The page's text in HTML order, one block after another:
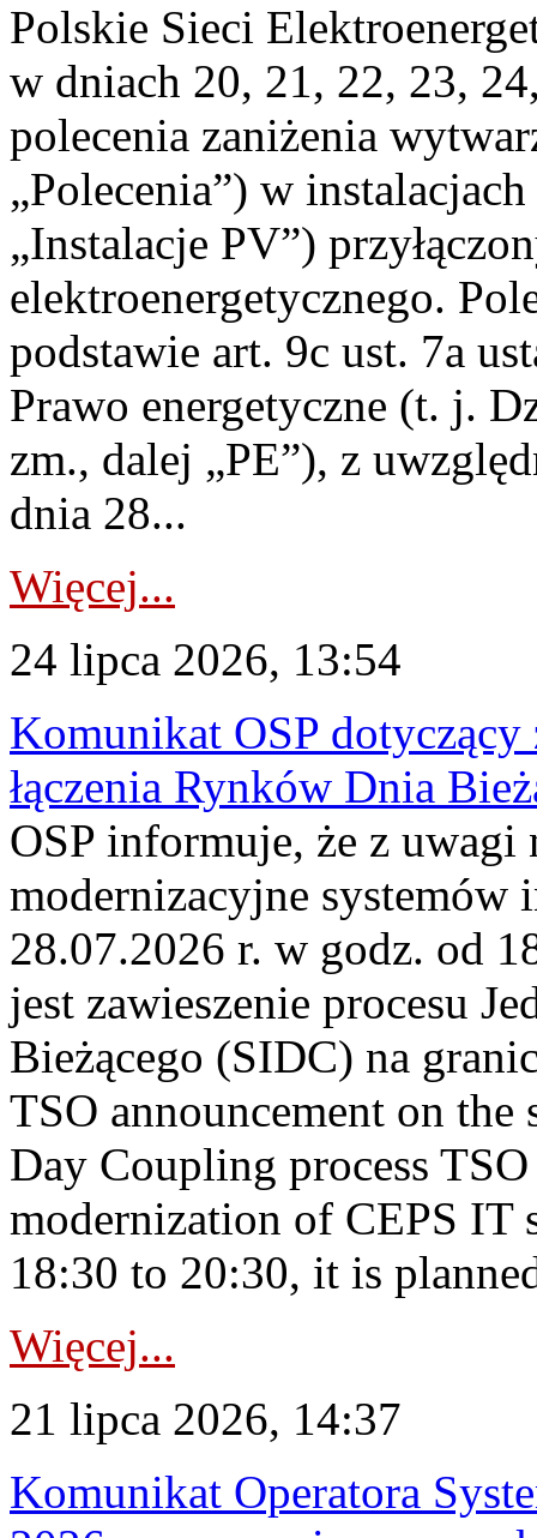
Polskie Sieci
w dniach 20, 21, 22, 23,
polecenia zaniżenia
„Polecenia”) w
„Instalacje PV”)
elektroenergetycznego.
podstawie art. 9c ust. 7a
Prawo energetyczne (t. j.
zm., dalej „PE”), z
dnia 28...
Więcej...
24 lipca 2026, 13:54
Komunikat OSP dotyczący
łączenia Rynków Dnia
OSP informuje, że z uwagi
modernizacyjne
28.07.2026 r. w godz. od
jest zawieszenie procesu
Bieżącego (SIDC) na
TSO announcement on
Day Coupling process
modernization of CEPS IT
18:30 to 20:30, it is
Więcej...
21 lipca 2026, 14:37
Komunikat Operatora